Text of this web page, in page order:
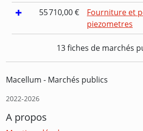
55 710,00 €
Fourniture et
piezometres
13 fiches de marchés
Macellum - Marchés publics
2022-2026
A propos